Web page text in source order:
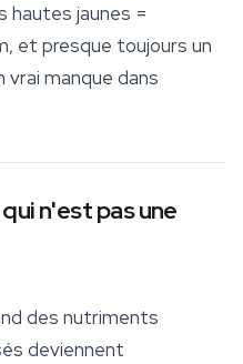
hautes jaunes =
et presque toujours un
manque dans
n'est pas une
des nutriments
deviennent